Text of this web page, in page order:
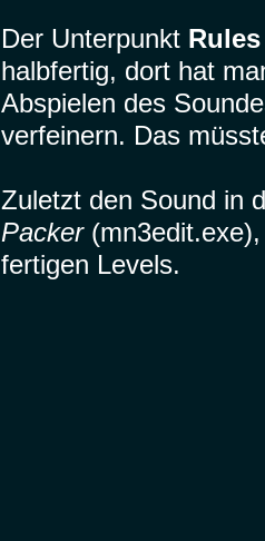
Der Unterpunkt Rules
halbfertig, dort hat
Abspielen des
verfeinern. Das
Zuletzt den Sound in
Packer(mn3edit.exe),
fertigen Levels.